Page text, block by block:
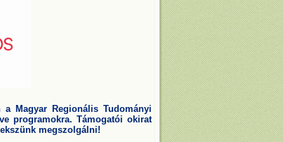
Magyar Regionális Tudományi
programokra. Támogatói okirat
megszolgálni!